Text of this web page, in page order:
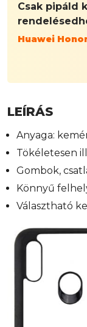
Csak pipáld
Huawei
LEÍRÁS
Anyaga:
Tökéletesen
Gombok,
Könnyű
Választható